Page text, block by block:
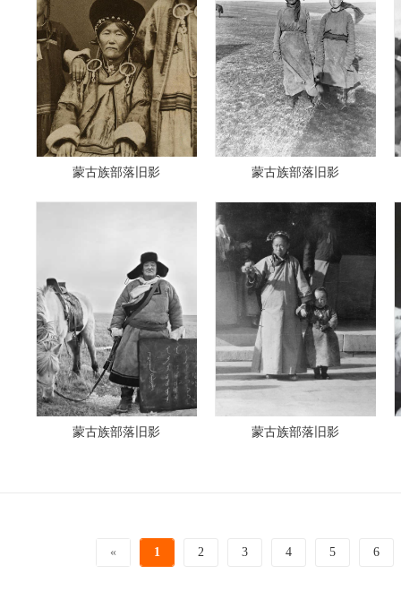
蒙古族部落旧影 蒙古族部落旧影
蒙古族部落旧影 蒙古族部落旧影
« 1 2 3 4 5 6